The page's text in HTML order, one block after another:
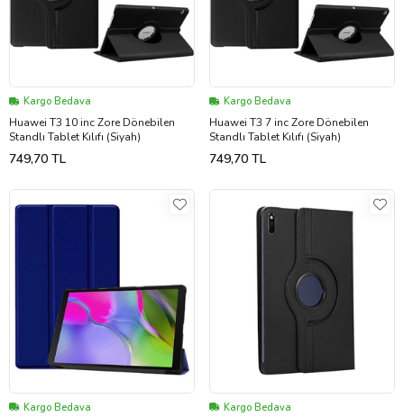
Kargo Bedava
Huawei T3 10 inc Zore Dönebilen
Standlı Tablet Kılıfı (Siyah)
749,70 TL
Kargo Bedava
Huawei T3 7 inc Zore Dönebilen
Standlı Tablet Kılıfı (Siyah)
749,70 TL
Kargo Bedava Kargo Bedava